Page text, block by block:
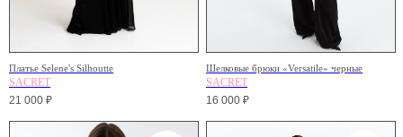
Платье Selene's Silhoutte
SACRET
21 000 ₽
Шелковые брюки «Versatile» черные
SACRET
16 000 ₽